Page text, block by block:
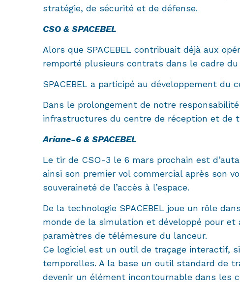
stratégie, de sécurité et de défense.
CSO & SPACEBEL
Alors que SPACEBEL contribuait déjà aux
remporté plusieurs contrats dans le cadre du
SPACEBEL a participé au développement
Dans le prolongement de notre
infrastructures du centre de réception et de
Ariane-6 & SPACEBEL
Le tir de CSO-3 le 6 mars prochain est
ainsi son premier vol commercial après son
souveraineté de l’accès à l’espace.
De la technologie SPACEBEL joue un rôle
monde de la simulation et développé pour et
paramètres de télémesure du lanceur.
Ce logiciel est un outil de traçage interactif,
temporelles. A la base un outil standard de
devenir un élément incontournable dans